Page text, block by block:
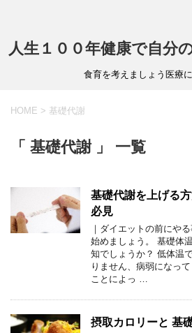
人生１００年健康で自分
食育を考えましょう医療
HOME > 基礎代謝
「 基礎代謝 」 一覧
基礎代謝を上げる
必見
｜ダイエットの前にや
始めましょう。 基礎体
知でしょうか？ 低体温
りません、病弱になっ
ことによっ …
摂取カロリーと 基